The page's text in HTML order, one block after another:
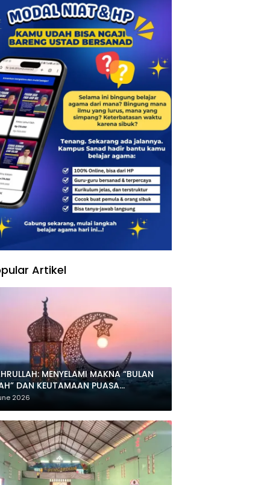
Artikel
MENYELAMI MAKNA “BULAN
DAN KEUTAMAAN PUASA
2026